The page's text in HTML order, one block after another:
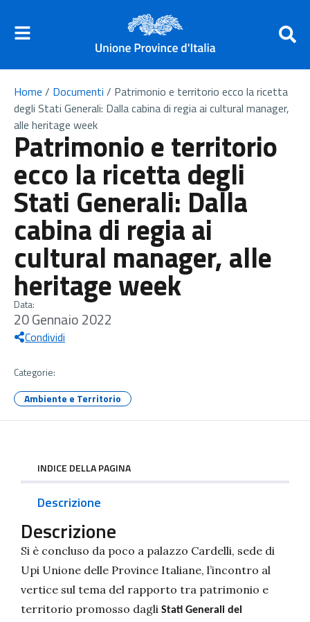
Home / Documenti / Patrimonio e territorio ecco la ricetta
degli Stati Generali: Dalla cabina di regia ai cultural manager,
alle heritage week
Patrimonio e territorio
ecco la ricetta degli
Stati Generali: Dalla
cabina di regia ai
cultural manager, alle
heritage week
Data:
20 Gennaio 2022
Condividi
Categorie:
Ambiente e Territorio
INDICE DELLA PAGINA
Descrizione
Descrizione
Si è concluso da poco a palazzo Cardelli, sede di
Upi Unione delle Province Italiane, l’incontro al
vertice sul tema del rapporto tra patrimonio e
territorio promosso dagli Stati Generali del